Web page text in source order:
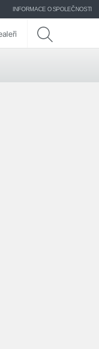
INFORMACE O SPOLEČNOSTI